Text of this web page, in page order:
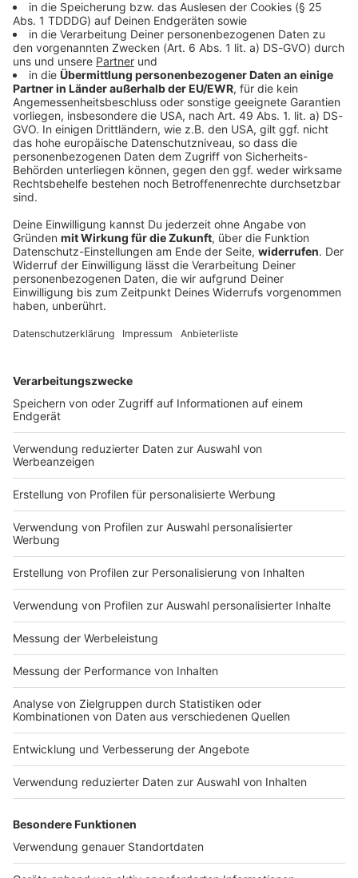
Bayern
Euro Schaden
Eine Scheune steht lichterloh in Flammen. Der Brand
zieht auch angrenzende Wohnhäuser in
Mitleidenschaft.
DEINE GEMERKTEN ARTIKEL
Du hast dir noch keine Artikel gemerkt
Markiere sie hierfür mit einem
Impressum
Nutzungsbedingungen
Jobs
Presse
Werben
Archiv
ANTENNE BAYERN GROUP
Kontakt
Studio-Hotline
Verkehrs-Hotline
Newsletter